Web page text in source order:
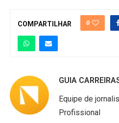
COMPARTILHAR 0
GUIA
Equipe de
Profissional